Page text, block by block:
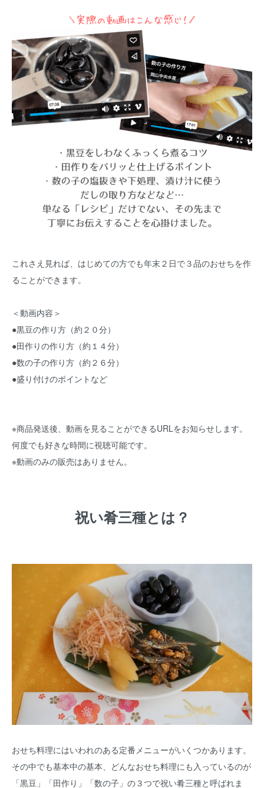
これさえ見れば、はじめての方でも年末２日で３品のおせちを作
ることができます。
＜動画内容＞
●黒豆の作り方（約２０分）
●田作りの作り方（約１４分）
●数の子の作り方（約２６分）
●盛り付けのポイントなど
※商品発送後、動画を見ることができるURLをお知らせします。
何度でも好きな時間に視聴可能です。
※動画のみの販売はありません。
祝い肴三種とは？
おせち料理にはいわれのある定番メニューがいくつかあります。
その中でも基本中の基本、どんなおせち料理にも入っているのが
「黒豆」「田作り」「数の子」の３つで祝い肴三種と呼ばれま